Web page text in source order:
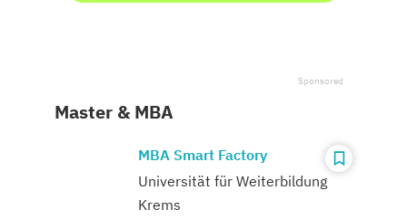
Master & MBA
MBA Smart Factory
Universität für Weiterbildung
Krems